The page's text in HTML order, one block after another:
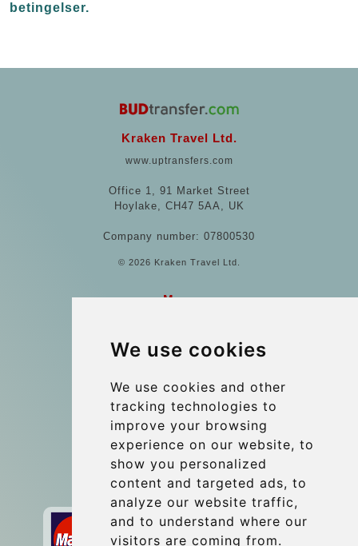
We use cookies
We use cookies and other
tracking technologies to
improve your browsing
experience on our website, to
show you personalized
content and targeted ads, to
analyze our website traffic,
and to understand where our
visitors are coming from.
betingelser.
Kraken Travel Ltd.
www.uptransfers.com
Office 1, 91 Market Street
Hoylake, CH47 5AA, UK
Company number: 07800530
© 2026 Kraken Travel Ltd.
More
Gruppetransfer
Contact
info@budtransfer.com
Secure Payment with STRIPE